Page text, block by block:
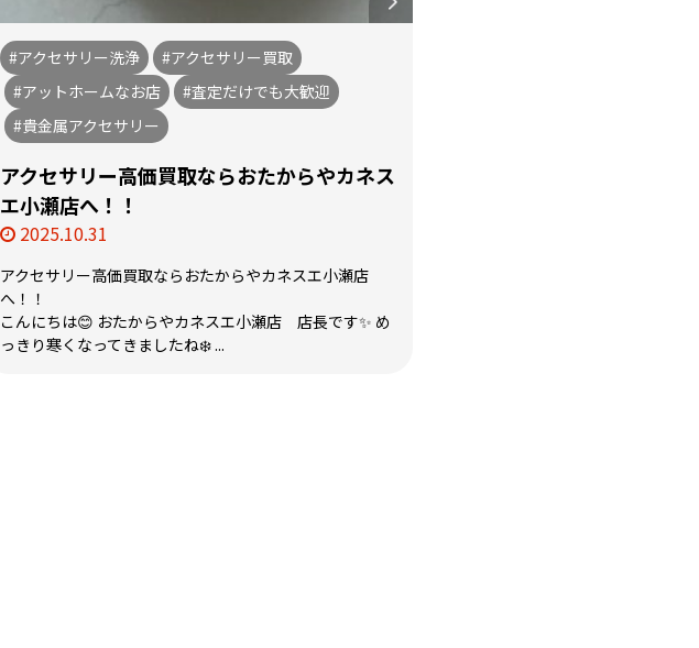
#アクセサリー洗浄
#アクセサリー買取
#アットホームなお店
#査定だけでも大歓迎
#貴金属アクセサリー
アクセサリー高価買取ならおたからやカネス
エ小瀬店へ！！
2025.10.31
アクセサリー高価買取ならおたからやカネスエ小瀬店
へ！！
こんにちは😊 おたからやカネスエ小瀬店 店長です✨ め
っきり寒くなってきましたね❄️ ...